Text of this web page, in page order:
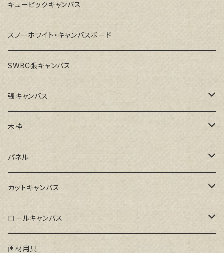
キュービックキャンバス
スノーホワイト・キャンバスボード
SWBC張キャンバス
張キャンバス
GAERA F(中細目)
GAERA BA(中荒目)
GAERA GLC(中目)
トークロ イエロー(中目)
トークロ 赤SP(中目)
木枠
ルーブル米杉木枠
Paulo木枠
パネル
ラワンパネル
シナパネル
カットキャンバス
GAERA F(中細目)
GAERA BA(中荒目)
ロールキャンバス
GAERA F(中細目) / BA(中荒目)
画材用具